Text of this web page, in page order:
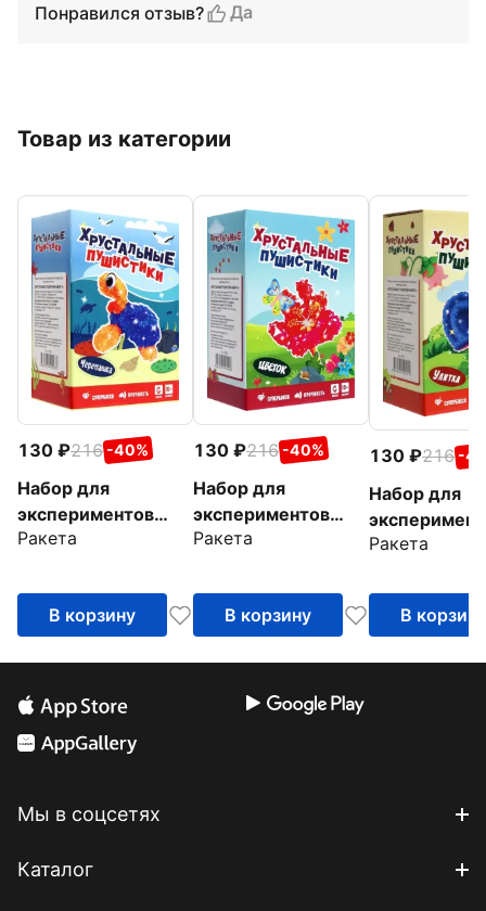
Понравился отзыв?
Да
Товар из категории
130 216 -40%
Набор для
экспериментов
Черепашка
Ракета
В корзину
130 216 -40%
Набор для
экспериментов
Цветок
Ракета
В корзину
130 216 -
Набор для
Улитка
Ракета
В корзину
Мы в соцсетях
Каталог